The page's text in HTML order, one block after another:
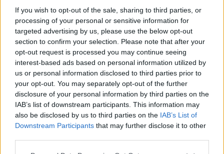
If you wish to opt-out of the sale, sharing to third parties, or
processing of your personal or sensitive information for
targeted advertising by us, please use the below opt-out
section to confirm your selection. Please note that after your
opt-out request is processed you may continue seeing
interest-based ads based on personal information utilized by
us or personal information disclosed to third parties prior to
your opt-out. You may separately opt-out of the further
disclosure of your personal information by third parties on the
IAB’s list of downstream participants. This information may
also be disclosed by us to third parties on the IAB’s List of
Downstream Participants that may further disclose it to other
Re: Takto sa rieši málo úložného miesta. V tomto byte
stačil jeden prvok | Môjdom.sk
Dizajn je to nádherný, tá brezová preglejka a čisté línie vyzerajú super.
Ale vždy, keď…
Re: Toto je najväčší mýtus pri ošetrení dreva a môže vás
vyjsť draho. Ako ho ochrániť pred hnitím a škodcami?
clovek by cakal ze vysusene drahe drevo bolo predtym naparovane aby
sa zbavilo zarodkov skodcov...